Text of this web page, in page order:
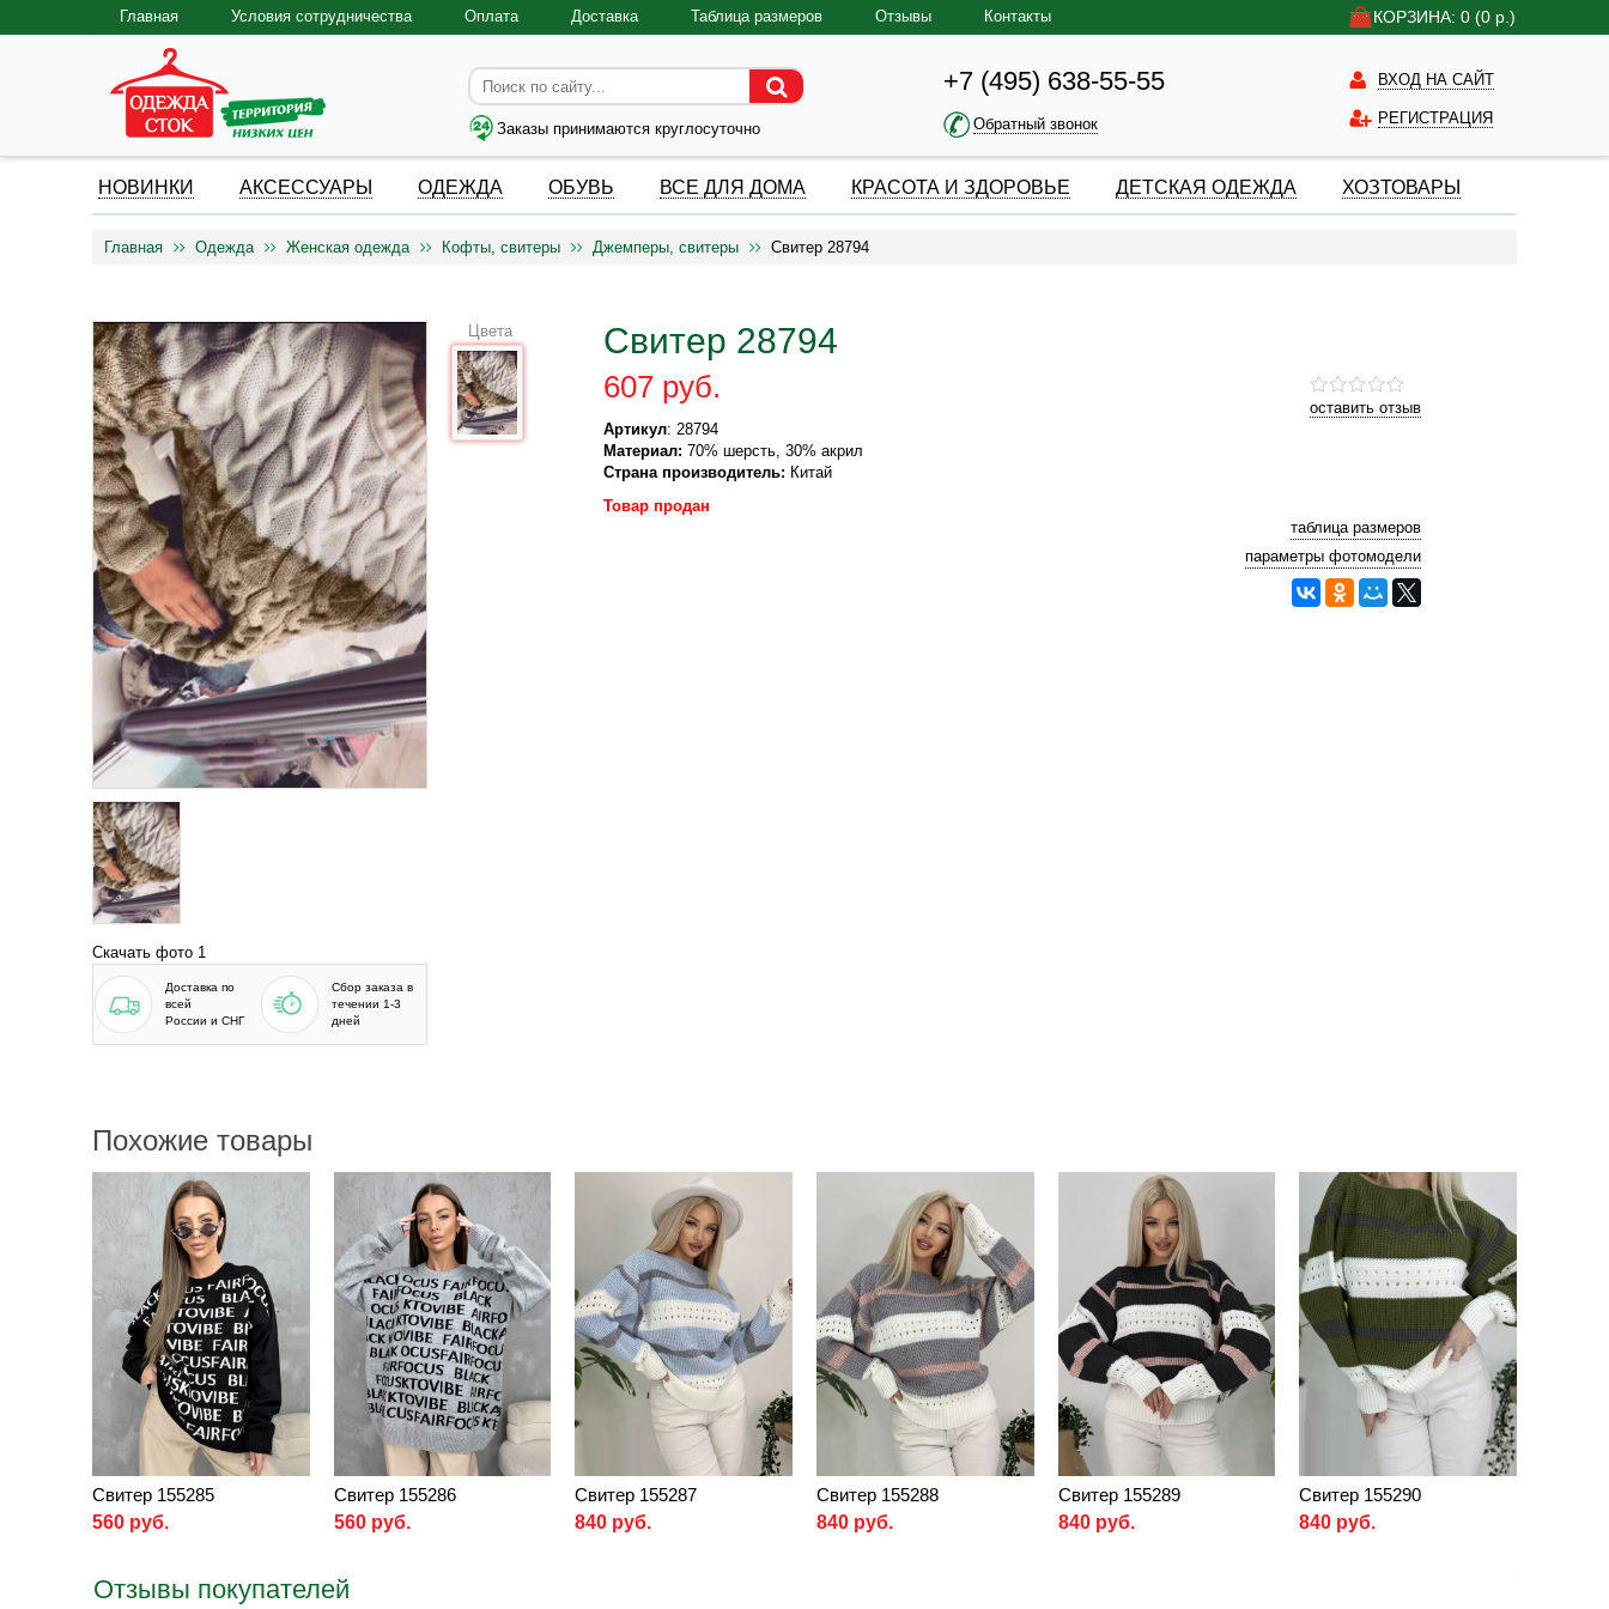
КОРЗИНА: 0 (0 р.)
Главная Условия сотрудничества Оплата Доставка Таблица размеров Отзывы Контакты
Заказы принимаются круглосуточно
+7 (495) 638-55-55
Обратный звонок
ВХОД НА САЙТ
РЕГИСТРАЦИЯ
НОВИНКИ АКСЕССУАРЫ ОДЕЖДА ОБУВЬ ВСЕ ДЛЯ ДОМА КРАСОТА И ЗДОРОВЬЕ ДЕТСКАЯ ОДЕЖДА ХОЗТОВАРЫ
Главная Одежда Женская одежда Кофты, свитеры Джемперы, свитеры Свитер 28794
Скачать фото 1
Доставка по
всей
России и СНГ
Сбор заказа в
течении 1-3
дней
Свитер 28794
оставить отзыв
607 руб.
Артикул: 28794
Материал: 70% шерсть, 30% акрил
Страна производитель: Китай
Цвета
Товар продан
таблица размеров
параметры фотомодели
Похожие товары
Свитер 155285
560 руб.
Свитер 155286
560 руб.
Свитер 155287
840 руб.
Свитер 155288
840 руб.
Свитер 155289
840 руб.
Свитер 155290
840 руб.
Отзывы покупателей